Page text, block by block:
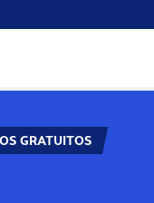
GRATUITOS